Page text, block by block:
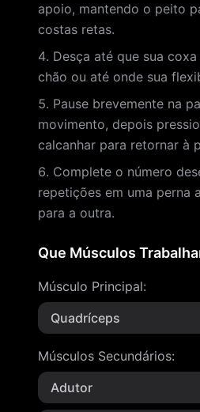
apoio, mantendo o peito
costas retas.
Desça até que sua
chão ou até onde sua
Pause brevemente na
movimento, depois
calcanhar para retornar à
Complete o número
repetições em uma perna
para a outra.
Que Músculos
Músculo Principal:
Quadríceps
Músculos Secundários:
Adutor